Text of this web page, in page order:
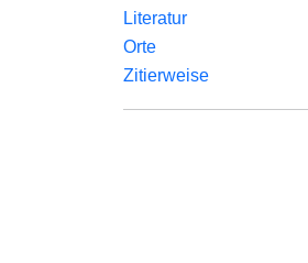
Literatur
Orte
Zitierweise